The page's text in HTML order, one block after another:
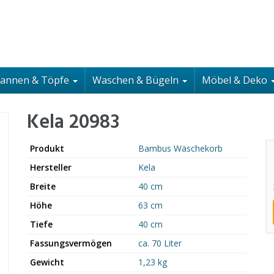
& Töpfe Waschen & Bügeln Möbel & Deko
Kela 20983
Produkt
Bambus Wäschekorb
Hersteller
Kela
Breite
40 cm
Höhe
63 cm
Tiefe
40 cm
Fassungsvermögen
ca. 70 Liter
Gewicht
1,23 kg